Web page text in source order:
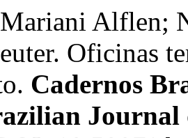
Alflen;
Oficinas
Cadernos
Journal